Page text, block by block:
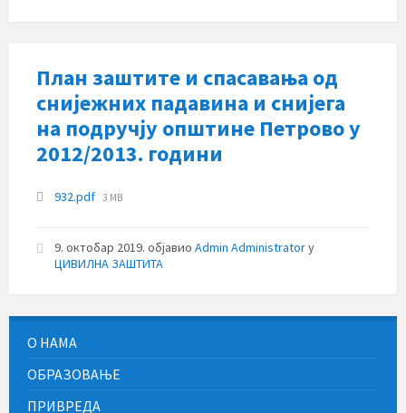
План заштите и спасавања од
снијежних падавина и снијега
на подручју општине Петрово у
2012/2013. години
Прилози
932.pdf File
3 MB
9. октобар 2019. објавио Admin Administratorу
ЦИВИЛНА ЗАШТИТА
О НАМА
ОБРАЗОВАЊЕ
ПРИВРЕДА